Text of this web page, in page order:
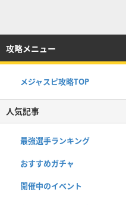
攻略メニュー
メジャスピ攻略TOP
人気記事
最強選手ランキング
おすすめガチャ
開催中のイベント